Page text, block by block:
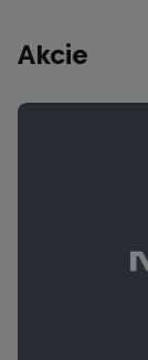
Akcie